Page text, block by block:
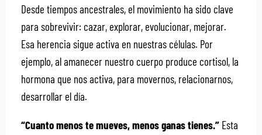
Desde tiempos ancestrales, el movimiento ha sido clave
para sobrevivir: cazar, explorar, evolucionar, mejorar.
Esa herencia sigue activa en nuestras células. Por
ejemplo, al amanecer nuestro cuerpo produce cortisol, la
hormona que nos activa, para movernos, relacionarnos,
desarrollar el día.
“Cuanto menos te mueves, menos ganas tienes.” Esta